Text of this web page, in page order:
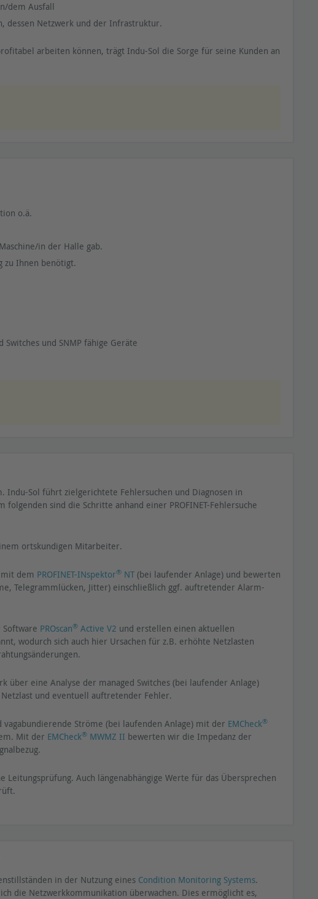
dem Ausfall
dessen Netzwerk und der Infrastruktur.
arbeiten können, trägt Indu-Sol die Sorge für seine Kunden an
o.ä.
in der Halle gab.
zu Ihnen benötigt.
und SNMP fähige Geräte
Indu-Sol führt zielgerichtete Fehlersuchen und Diagnosen in
sind die Schritte anhand einer PROFINET-Fehlersuche
ortskundigen Mitarbeiter.
dem PROFINET-INspektor® NT (bei laufender Anlage) und bewerten
Telegrammlücken, Jitter) einschließlich ggf. auftretender Alarm-
PROscan® Active V2 und erstellen einen aktuellen
wodurch sich auch hier Ursachen für z.B. erhöhte Netzlasten
eine Analyse der managed Switches (bei laufender Anlage)
und eventuell auftretender Fehler.
Ströme (bei laufenden Anlage) mit der EMCheck®
Mit der EMCheck® MWMZ II bewerten wir die Impedanz der
Auch längenabhängige Werte für das Übersprechen
in der Nutzung eines Condition Monitoring Systems.
die Netzwerkkommunikation überwachen. Dies ermöglicht es,